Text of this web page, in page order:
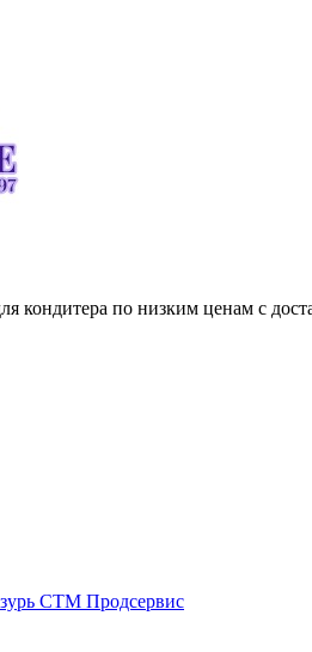
кондитера по низким ценам с
СТМ Продсервис